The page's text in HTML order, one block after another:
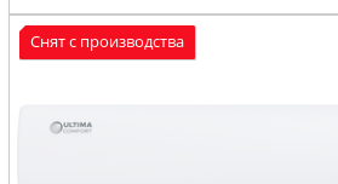
Снят с производства